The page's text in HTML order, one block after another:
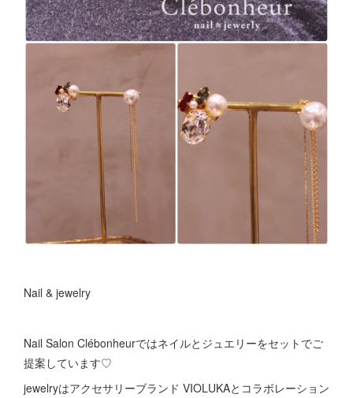
Nail & jewelry
Nail Salon Clébonheurではネイルとジュエリーをセットでご
提案しています♡
jewelryはアクセサリーブランド VIOLUKAとコラボレーション